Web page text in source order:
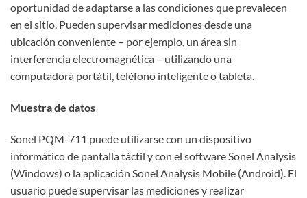
oportunidad de adaptarse a las condiciones que prevalecen
en el sitio. Pueden supervisar mediciones desde una
ubicación conveniente – por ejemplo, un área sin
interferencia electromagnética – utilizando una
computadora portátil, teléfono inteligente o tableta.
Muestra de datos
Sonel PQM-711 puede utilizarse con un dispositivo
informático de pantalla táctil y con el software Sonel Analysis
(Windows) o la aplicación Sonel Analysis Mobile (Android). El
usuario puede supervisar las mediciones y realizar